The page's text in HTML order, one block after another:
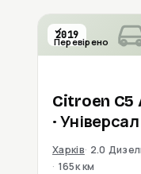
2019
Перевірено
Citroen C5
· Універсал
Харків 2.0
165к км